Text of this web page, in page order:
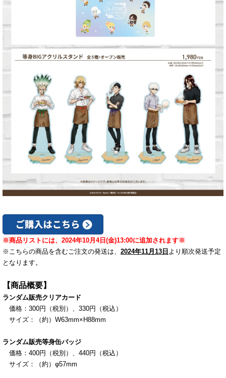
※商品リストには、 2024年10月4日(金)13:00に追加されます※
※こちらの商品を含むご注文の発送は、 2024年11月13日 より順次発送予定
となります。
【商品概要】
ランダム販売クリアカード
価格：300円（税別）、330円（税込）
サイズ：（約）W63mm×H88mm
ランダム販売等身缶バッジ
価格：400円（税別）、440円（税込）
サイズ：（約）φ57mm